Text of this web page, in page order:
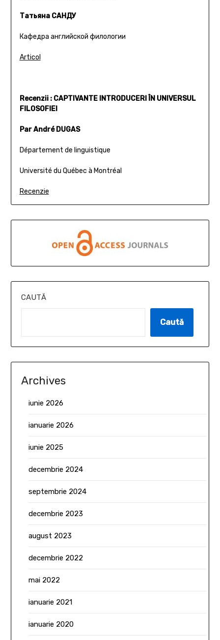
Татьяна САНДУ
Кафедра английской филологии
Articol
Recenzii : CAPTIVANTE INTRODUCERI ÎN UNIVERSUL
FILOSOFIEI
Par André DUGAS
Département de linguistique
Université du Québec à Montréal
Recenzie
CAUTĂ
Caută
Archives
iunie 2026
ianuarie 2026
iunie 2025
decembrie 2024
septembrie 2024
decembrie 2023
august 2023
decembrie 2022
mai 2022
ianuarie 2021
ianuarie 2020